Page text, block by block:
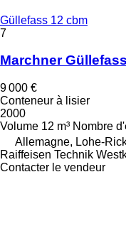
Güllefass 12 cbm
7
Marchner
9 000 €
Conteneur à lisier
2000
Volume 12 m³ Nombre
Allemagne, Lohe-
Raiffeisen Technik
Contacter le vendeur